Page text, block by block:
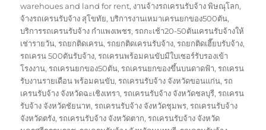
warehoues and land for rent, งานจ้างรถเครนรับจ้าง พิษณุโลก,
จ้างรถเครนรับจ้าง สุโขทัย,บริการงานเหมาเครนยกของ500ตัน,
บริการรถเครนรับจ้าง กำแพงเพชร,รถกะเช้า20-50ตันเครนรับจ้างให้
เช่ารายวัน,รถยกติดเครน,รถยกติดเครนรับจ้าง,รถยกติดเฮี๊ยบรับจ้าง,
รถเครน 500ตันรับจ้าง,รถเครนพร้อมคนขับมีใบเซอร์รับรองเข้า
โรงงาน,รถเครนยกของ50ตัน,รถเครนยกของขึ้นบนดาดฟ้า,รถเครน
รับงานรายเดือน พร้อมคนขับ,รถเครนรับจ้าง จังหวัดขอนแก่น,รถ
เครนรับจ้าง จังหวัดฉะเชิงเทรา,รถเครนรับจ้าง จังหวัดชลบุรี,รถเครน
รับจ้าง จังหวัดชัยนาท,รถเครนรับจ้าง จังหวัดชุมพร,รถเครนรับจ้าง
จังหวัดตรัง,รถเครนรับจ้าง จังหวัดตาก,รถเครนรับจ้าง จังหวัด